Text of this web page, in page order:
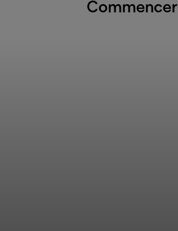
Commencer